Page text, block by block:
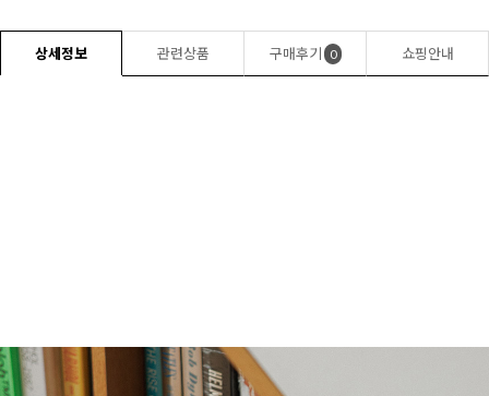
상세정보 관련상품 구매후기 0 쇼핑안내